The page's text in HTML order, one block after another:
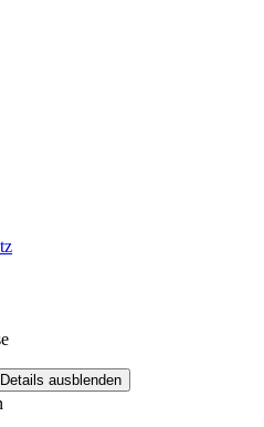
Details ausblenden